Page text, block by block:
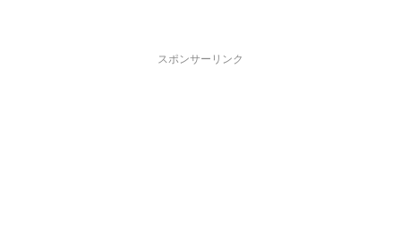
スポンサーリンク